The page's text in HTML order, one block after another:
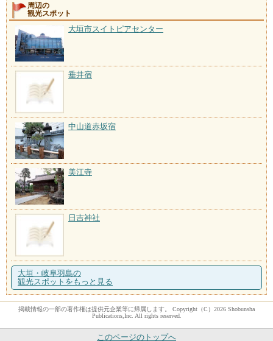
周辺の
観光スポット
大垣市スイトピアセンター
垂井宿
中山道赤坂宿
美江寺
日吉神社
大垣・岐阜羽島の
観光スポットをもっと見る
掲載情報の一部の著作権は提供元企業等に帰属します。 Copyright（C）2026 Shobunsha
Publications,Inc. All rights reserved.
このページのトップへ